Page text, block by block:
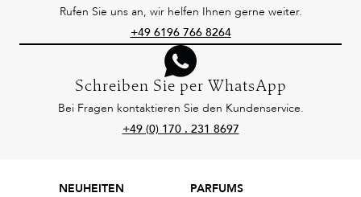
Rufen Sie uns an, wir helfen Ihnen gerne weiter.
+49 6196 766 8264
Schreiben Sie per WhatsApp
Bei Fragen kontaktieren Sie den Kundenservice.
+49 (0) 170 . 231 8697
NEUHEITEN
PARFUMS